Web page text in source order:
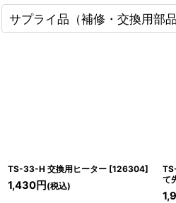
サプライ品（補修・交換用部品
TS-33-H 交換用ヒーター [126304]
1,430円 (税込)
て